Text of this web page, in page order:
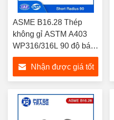
ASME B16.28 Thép
không gỉ ASTM A403
WP316/316L 90 độ bán
kính ngắn khuỷu tay
Nhận được giá tốt